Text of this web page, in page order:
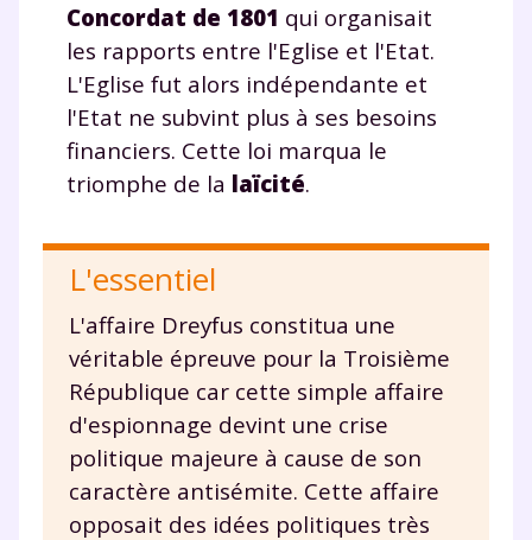
Concordat de 1801 qui organisait
les rapports entre l'Eglise et l'Etat.
L'Eglise fut alors indépendante et
l'Etat ne subvint plus à ses besoins
financiers. Cette loi marqua le
triomphe de la laïcité.
L'essentiel
L'affaire Dreyfus constitua une
véritable épreuve pour la Troisième
République car cette simple affaire
d'espionnage devint une crise
politique majeure à cause de son
caractère antisémite. Cette affaire
opposait des idées politiques très
Testez gratuitement
pendant 24h notre
plateforme de soutien
scolaire !
corrigés,podcasts de révisions
Unespace dédié aux parents
suivre les progrès
Tout le programme scolaire du CP à
la Terminale
Des profs expérimentés disponibles
à la demande par tchat, audio ou
vidéo